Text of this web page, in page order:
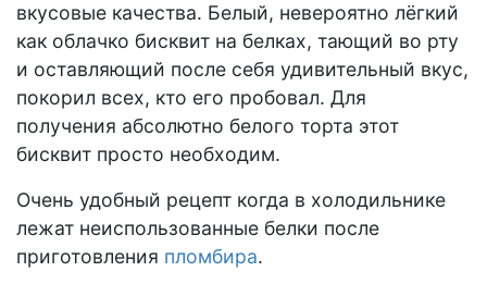
вкусовые качества. Белый, невероятно лёгкий
как облачко бисквит на белках, тающий во рту
и оставляющий после себя удивительный вкус,
покорил всех, кто его пробовал. Для
получения абсолютно белого торта этот
бисквит просто необходим.
Очень удобный рецепт когда в холодильнике
лежат неиспользованные белки после
приготовления пломбира.